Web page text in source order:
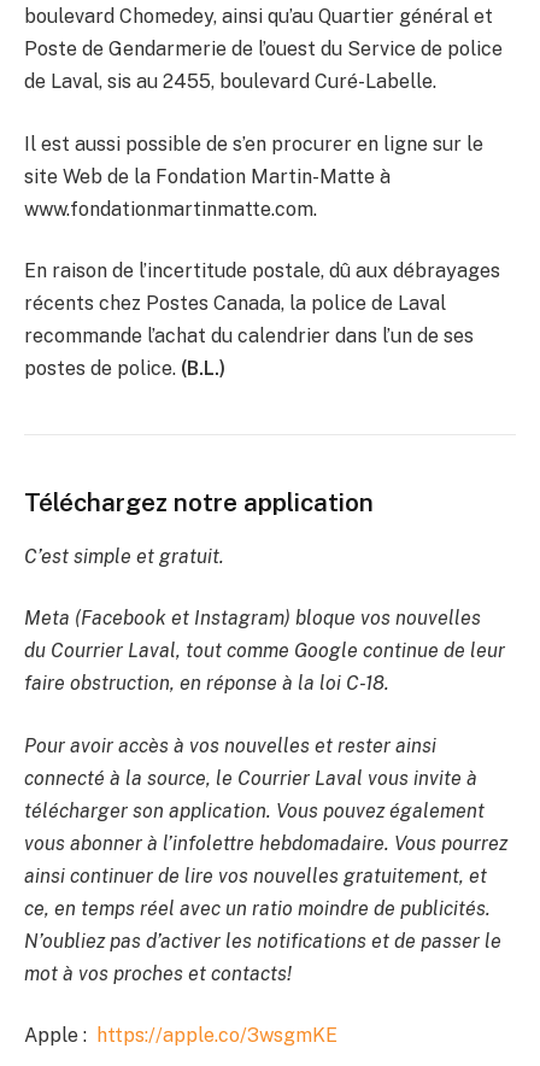
boulevard Chomedey, ainsi qu’au Quartier général et
Poste de Gendarmerie de l’ouest du Service de police
de Laval, sis au 2455, boulevard Curé-Labelle.
Il est aussi possible de s’en procurer en ligne sur le
site Web de la Fondation Martin-Matte à
www.fondationmartinmatte.com.
En raison de l’incertitude postale, dû aux débrayages
récents chez Postes Canada, la police de Laval
recommande l’achat du calendrier dans l’un de ses
postes de police. (B.L.)
Téléchargez notre application
C’est simple et gratuit.
Meta (Facebook et Instagram) bloque vos nouvelles
du Courrier Laval, tout comme Google continue de leur
faire obstruction, en réponse à la loi C-18.
Pour avoir accès à vos nouvelles et rester ainsi
connecté à la source, le Courrier Laval vous invite à
télécharger son application. Vous pouvez également
vous abonner à l’infolettre hebdomadaire. Vous pourrez
ainsi continuer de lire vos nouvelles gratuitement, et
ce, en temps réel avec un ratio moindre de publicités.
N’oubliez pas d’activer les notifications et de passer le
mot à vos proches et contacts!
Apple : https://apple.co/3wsgmKE